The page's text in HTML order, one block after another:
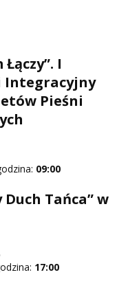
I
Integracyjny
Pieśni
09:00
Duch Tańca” w
17:00